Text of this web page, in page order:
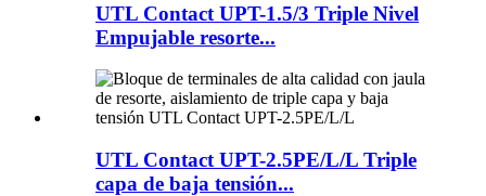
UTL Contact UPT-1.5/3 Triple Nivel
Empujable resorte...
UTL Contact UPT-2.5PE/L/L Triple
capa de baja tensión...